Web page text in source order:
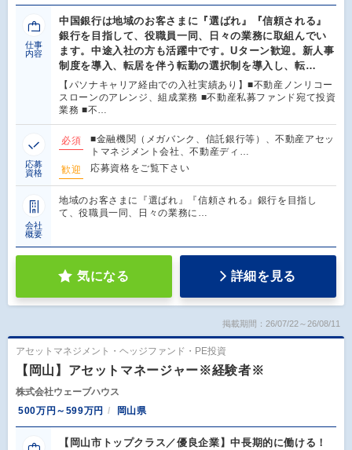
仕事
内容
中国銀行は地域のお客さまに『選ばれ』『信頼される』
銀行を目指して、役職員一同、日々の業務に取組んでい
ます。中途入社の方も活躍中です。Uターン歓迎。新人事
制度を導入、転居を伴う転勤の選択制を導入し、転…
【パソナキャリア経由での入社実績あり】■不動産ノンリコー
スローンのアレンジ、組成業務 ■不動産私募ファンド宛て投資
業務 ■不…
応募
資格
必須
■金融機関（メガバンク、信託銀行等）、不動産アセッ
トマネジメント会社、不動産ディ…
歓迎
応募資格をご覧下さい
会社
概要
地域のお客さまに『選ばれ』『信頼される』銀行を目指し
て、役職員一同、日々の業務に…
気になる 詳細を見る
掲載期間：26/07/22～26/08/11
アセットマネジメント・ヘッジファンド・PE投資
【岡山】アセットマネージャー※経験者※
株式会社ウェーブハウス
500万円～599万円
岡山県
【岡山市トップクラス／優良企業】中長期的に働ける！